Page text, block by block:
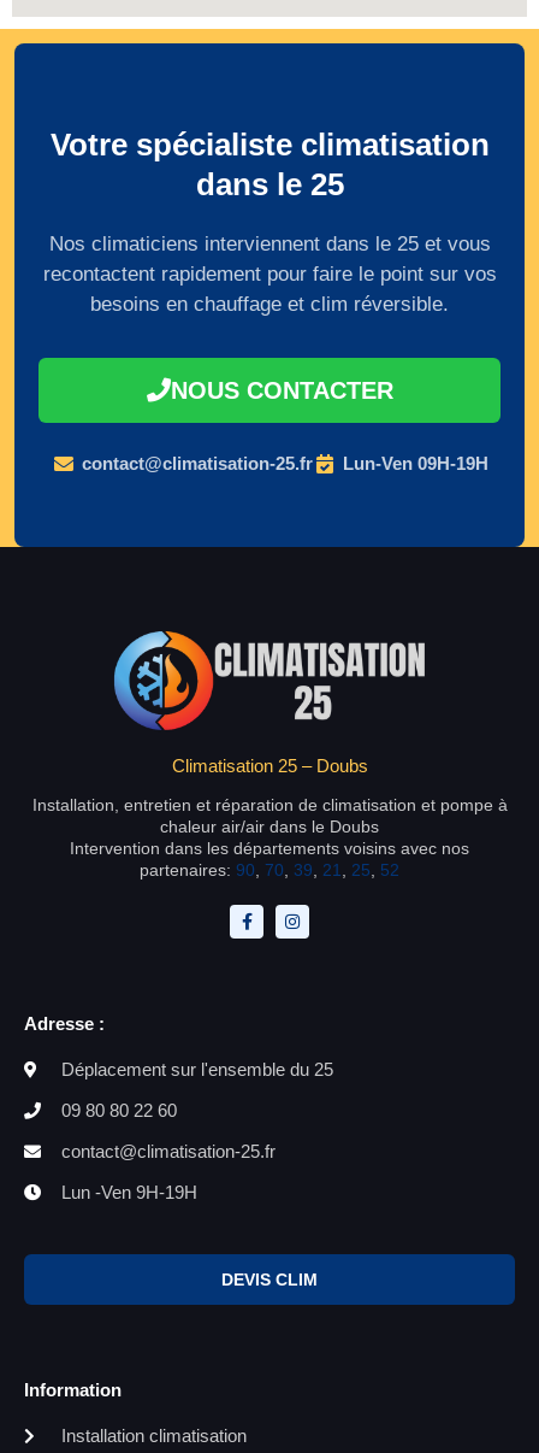
Votre spécialiste climatisation
dans le 25
Nos climaticiens interviennent dans le 25 et vous
recontactent rapidement pour faire le point sur vos
besoins en chauffage et clim réversible.
NOUS CONTACTER
contact@climatisation-25.fr Lun-Ven 09H-19H
Climatisation 25 – Doubs
Installation, entretien et réparation de climatisation et pompe à
chaleur air/air dans le Doubs
Intervention dans les départements voisins avec nos
partenaires: 90 70 39 21 25 52
Adresse :
Déplacement sur l'ensemble du 25
09 80 80 22 60
contact@climatisation-25.fr
Lun -Ven 9H-19H
DEVIS CLIM
Information
Installation climatisation